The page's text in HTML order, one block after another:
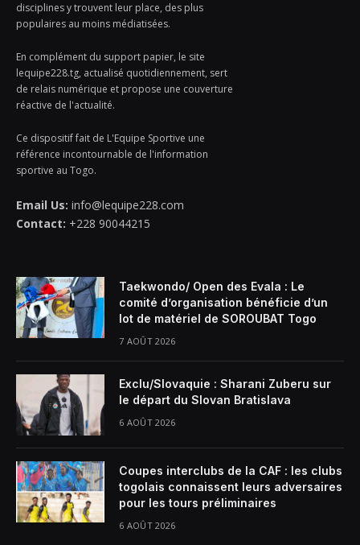
disciplines y trouvent leur place, des plus
populaires au moins médiatisées.
En complément du support papier, le site
lequipe228.tg, actualisé quotidiennement, sert
de relais numérique et propose une couverture
réactive de l'actualité.
Ce dispositif fait de L'Equipe Sportive une
référence incontournable de l'information
sportive au Togo.
Email Us: info@lequipe228.com
Contact: +228 90044215
Taekwondo/ Open des Evala : Le
comité d’organisation bénéficie d’un
lot de matériel de SOROUBAT Togo
7 AOÛT 2026
Exclu/Slovaquie : Sharani Zuberu sur
le départ du Slovan Bratislava
6 AOÛT 2026
Coupes interclubs de la CAF : les clubs
togolais connaissent leurs adversaires
pour les tours préliminaires
6 AOÛT 2026